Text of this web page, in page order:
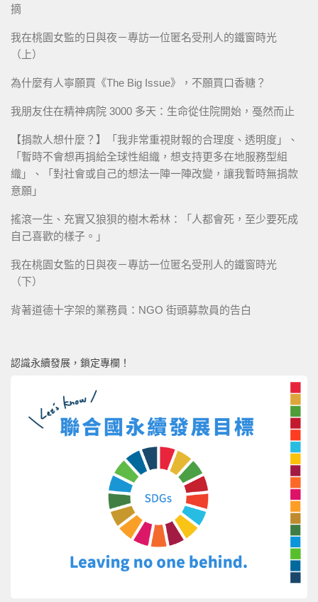
摘
我在桃園女監的日與夜－專訪一位匿名受刑人的鐵窗時光
（上）
為什麼有人寧願買《The Big Issue》，不願買口香糖？
我朋友住在精神病院 3000 多天：生命從住院開始，戞然而止
【捐款人想什麼？】「我非常重視財報的合理度、透明度」、
「暫時不會想再捐給全球性組織，想支持更多在地服務型組
織」、「對社會或自己的想法一陣一陣改變，讓我暫時無捐款
意願」
搖滾一生、充實又狼狽的樹木希林：「人都會死，至少要死成
自己喜歡的樣子。」
我在桃園女監的日與夜－專訪一位匿名受刑人的鐵窗時光
（下）
背著道德十字架的業務員：NGO 街頭募款員的告白
認識永續發展，鎖定專欄！